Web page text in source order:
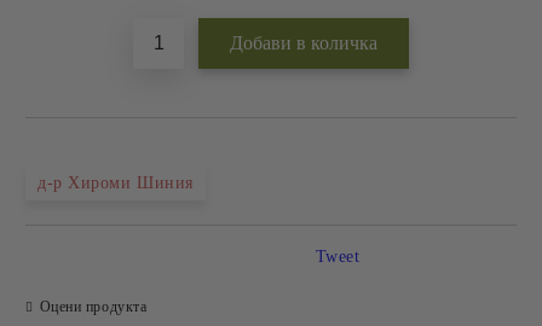
д-р Хироми Шиния
Оцени продукта
Tweet